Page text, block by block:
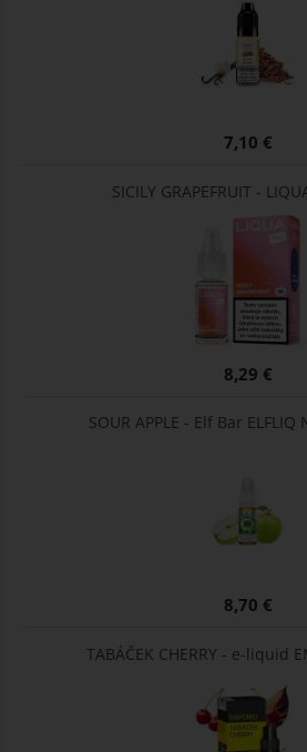
7,10 €
SICILY GRAPEFRUIT -
8,29 €
SOUR APPLE - Elf Bar
8,70 €
TABÁČEK CHERRY - e-liquid